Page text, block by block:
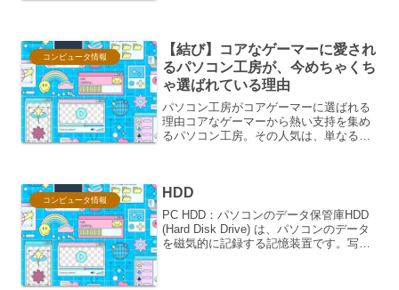
をかけずに、ご自宅や職場か...
コンピュータ情報
【結び】コアなゲーマーに愛され
るパソコン工房が、今めちゃくち
ゃ選ばれている理由
パソコン工房がコアゲーマーに選ばれる
理由コアなゲーマーから熱い支持を集め
るパソコン工房。その人気は、単なる一
稿では、パソコン工房がな...
コンピュータ情報 HDD
PC HDD：パソコンのデータ保管庫HDD
(Hard Disk Drive) は、パソコンのデータ
を磁気的に記録する記憶装置です。写